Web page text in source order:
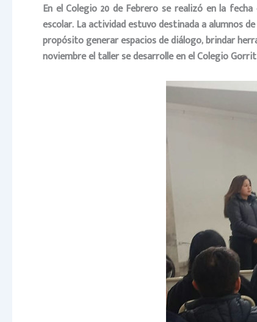
En el Colegio 20 de Febrero se realizó en la
escolar. La actividad estuvo destinada a alumnos
propósito generar espacios de diálogo, brindar
noviembre el taller se desarrolle en el Colegio